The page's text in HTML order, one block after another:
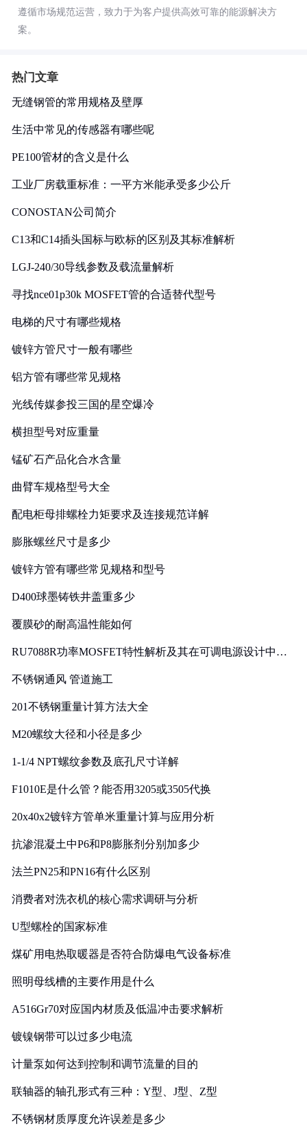
遵循市场规范运营，致力于为客户提供高效可靠的能源解决方
案。
热门文章
无缝钢管的常用规格及壁厚
生活中常见的传感器有哪些呢
PE100管材的含义是什么
工业厂房载重标准：一平方米能承受多少公斤
CONOSTAN公司简介
C13和C14插头国标与欧标的区别及其标准解析
LGJ-240/30导线参数及载流量解析
寻找nce01p30k MOSFET管的合适替代型号
电梯的尺寸有哪些规格
镀锌方管尺寸一般有哪些
铝方管有哪些常见规格
光线传媒参投三国的星空爆冷
横担型号对应重量
锰矿石产品化合水含量
曲臂车规格型号大全
配电柜母排螺栓力矩要求及连接规范详解
膨胀螺丝尺寸是多少
镀锌方管有哪些常见规格和型号
D400球墨铸铁井盖重多少
覆膜砂的耐高温性能如何
RU7088R功率MOSFET特性解析及其在可调电源设计中的
不锈钢通风 管道施工
201不锈钢重量计算方法大全
M20螺纹大径和小径是多少
1-1/4 NPT螺纹参数及底孔尺寸详解
F1010E是什么管？能否用3205或3505代换
20x40x2镀锌方管单米重量计算与应用分析
抗渗混凝土中P6和P8膨胀剂分别加多少
法兰PN25和PN16有什么区别
消费者对洗衣机的核心需求调研与分析
U型螺栓的国家标准
煤矿用电热取暖器是否符合防爆电气设备标准
照明母线槽的主要作用是什么
A516Gr70对应国内材质及低温冲击要求解析
镀镍钢带可以过多少电流
计量泵如何达到控制和调节流量的目的
联轴器的轴孔形式有三种：Y型、J型、Z型
不锈钢材质厚度允许误差是多少